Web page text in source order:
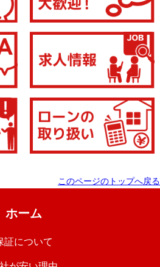
このページのトップへ戻る
ホーム
証について